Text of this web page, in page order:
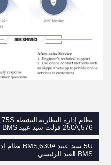
250A,576 فولت سيد عبيد BMS
BMS العبد الرئيسي